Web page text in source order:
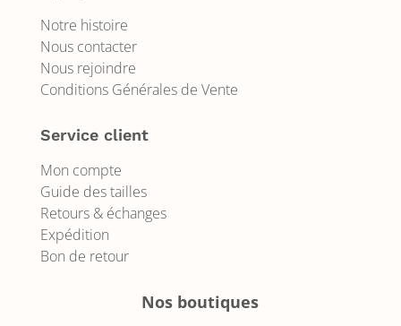
Notre histoire
Nous contacter
Nous rejoindre
Conditions Générales de Vente
Service client
Mon compte
Guide des tailles
Retours & échanges
Expédition
Bon de retour
Nos boutiques